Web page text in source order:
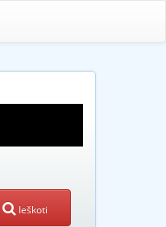
Ieškoti